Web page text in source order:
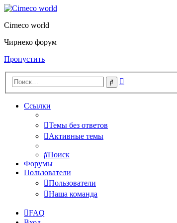
Cirneco world
Чирнеко форум
Пропустить
Поиск
Ссылки
Темы без ответов
Активные темы
Поиск
Форумы
Пользователи
Пользователи
Наша команда
FAQ